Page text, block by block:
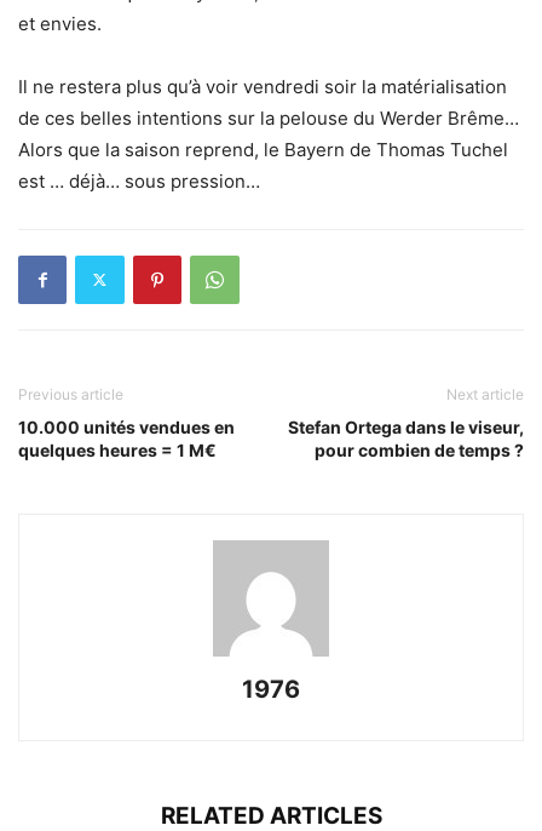
et envies.
Il ne restera plus qu’à voir vendredi soir la matérialisation
de ces belles intentions sur la pelouse du Werder Brême…
Alors que la saison reprend, le Bayern de Thomas Tuchel
est … déjà… sous pression…
Previous article
10.000 unités vendues en
quelques heures = 1 M€
Next article
Stefan Ortega dans le viseur,
pour combien de temps ?
1976
RELATED ARTICLES